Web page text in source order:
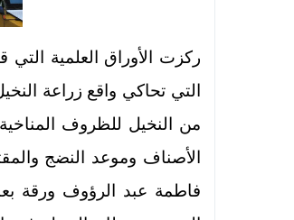
ركزت الأوراق العلمية
التي تحاكي واقع زراعة
من النخيل للظروف
الأصناف وموعد النضج
فاطمة عبد الرؤوف ورقة